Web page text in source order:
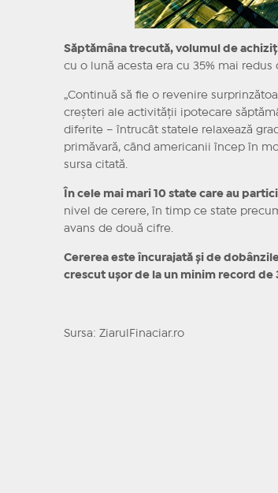
Săptămâna trecută, volumul de
cu o lună acesta era cu 35% mai redus
„Continuă să fie o revenire
creşteri ale activităţii ipotecare
diferite – întrucât statele relaxează
primăvară, când americanii încep în
sursa citată.
În cele mai mari 10 state care au
nivel de cerere, în timp ce state
avans de două cifre.
Cererea este încurajată şi de
crescut uşor de la un minim record de
Sursa: ZiarulFinaciar.ro